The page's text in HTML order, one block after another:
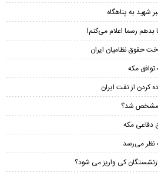
شهید به پناهگاه
بدهم رسما اعلام می‌کنم!
حقوق نظامیان ایران
توافق مکه
کردن از نفت ایران
مشخص شد؟
دفاعی مکه
نظر می‌رسد
کی واریز می شود؟